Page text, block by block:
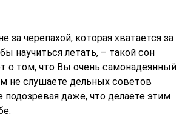
за черепахой, которая хватается за
научиться летать, – такой сон
о том, что Вы очень самонадеянный
не слушаете дельных советов
подозревая даже, что делаете этим